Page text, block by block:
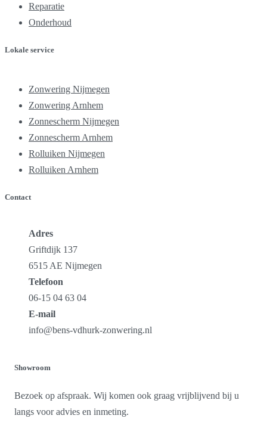
Reparatie
Onderhoud
Lokale service
Zonwering Nijmegen
Zonwering Arnhem
Zonnescherm Nijmegen
Zonnescherm Arnhem
Rolluiken Nijmegen
Rolluiken Arnhem
Contact
Adres
Griftdijk 137
6515 AE Nijmegen
Telefoon
06-15 04 63 04
E-mail
info@bens-vdhurk-zonwering.nl
Showroom
Bezoek op afspraak. Wij komen ook graag vrijblijvend bij u
langs voor advies en inmeting.